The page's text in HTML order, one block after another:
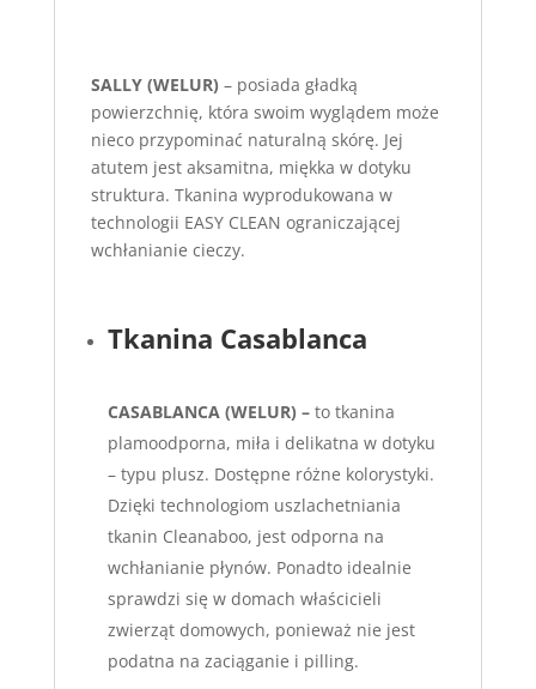
SALLY (WELUR) – posiada gładką
powierzchnię, która swoim wyglądem może
nieco przypominać naturalną skórę. Jej
atutem jest aksamitna, miękka w dotyku
struktura. Tkanina wyprodukowana w
technologii EASY CLEAN ograniczającej
wchłanianie cieczy.
Tkanina Casablanca
CASABLANCA (WELUR) –to tkanina
plamoodporna, miła i delikatna w dotyku
– typu plusz. Dostępne różne kolorystyki.
Dzięki technologiom uszlachetniania
tkanin Cleanaboo, jest odporna na
wchłanianie płynów. Ponadto idealnie
sprawdzi się w domach właścicieli
zwierząt domowych, ponieważ nie jest
podatna na zaciąganie i pilling.